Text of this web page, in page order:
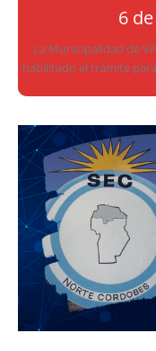
6
La Municipalidad de
habilitado el trámite